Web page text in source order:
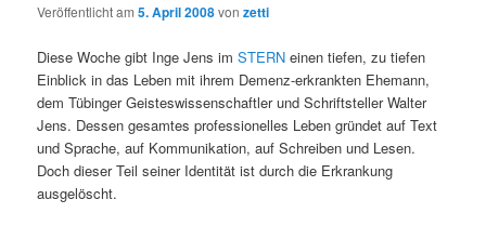
Veröffentlicht am5. April 2008vonzetti
Diese Woche gibt Inge Jens imSTERN einen tiefen, zu tiefen
Einblick in das Leben mit ihrem Demenz-erkrankten Ehemann,
dem Tübinger Geisteswissenschaftler und Schriftsteller Walter
Jens. Dessen gesamtes professionelles Leben gründet auf Text
und Sprache, auf Kommunikation, auf Schreiben und Lesen.
Doch dieser Teil seiner Identität ist durch die Erkrankung
ausgelöscht.